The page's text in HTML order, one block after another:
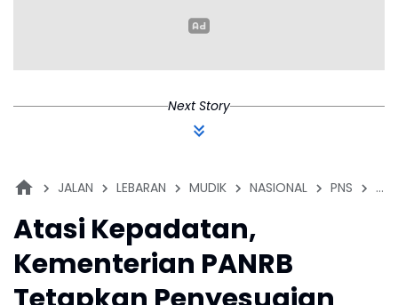
Next Story
JALAN LEBARAN MUDIK NASIONAL PNS
Atasi Kepadatan,
Kementerian PANRB